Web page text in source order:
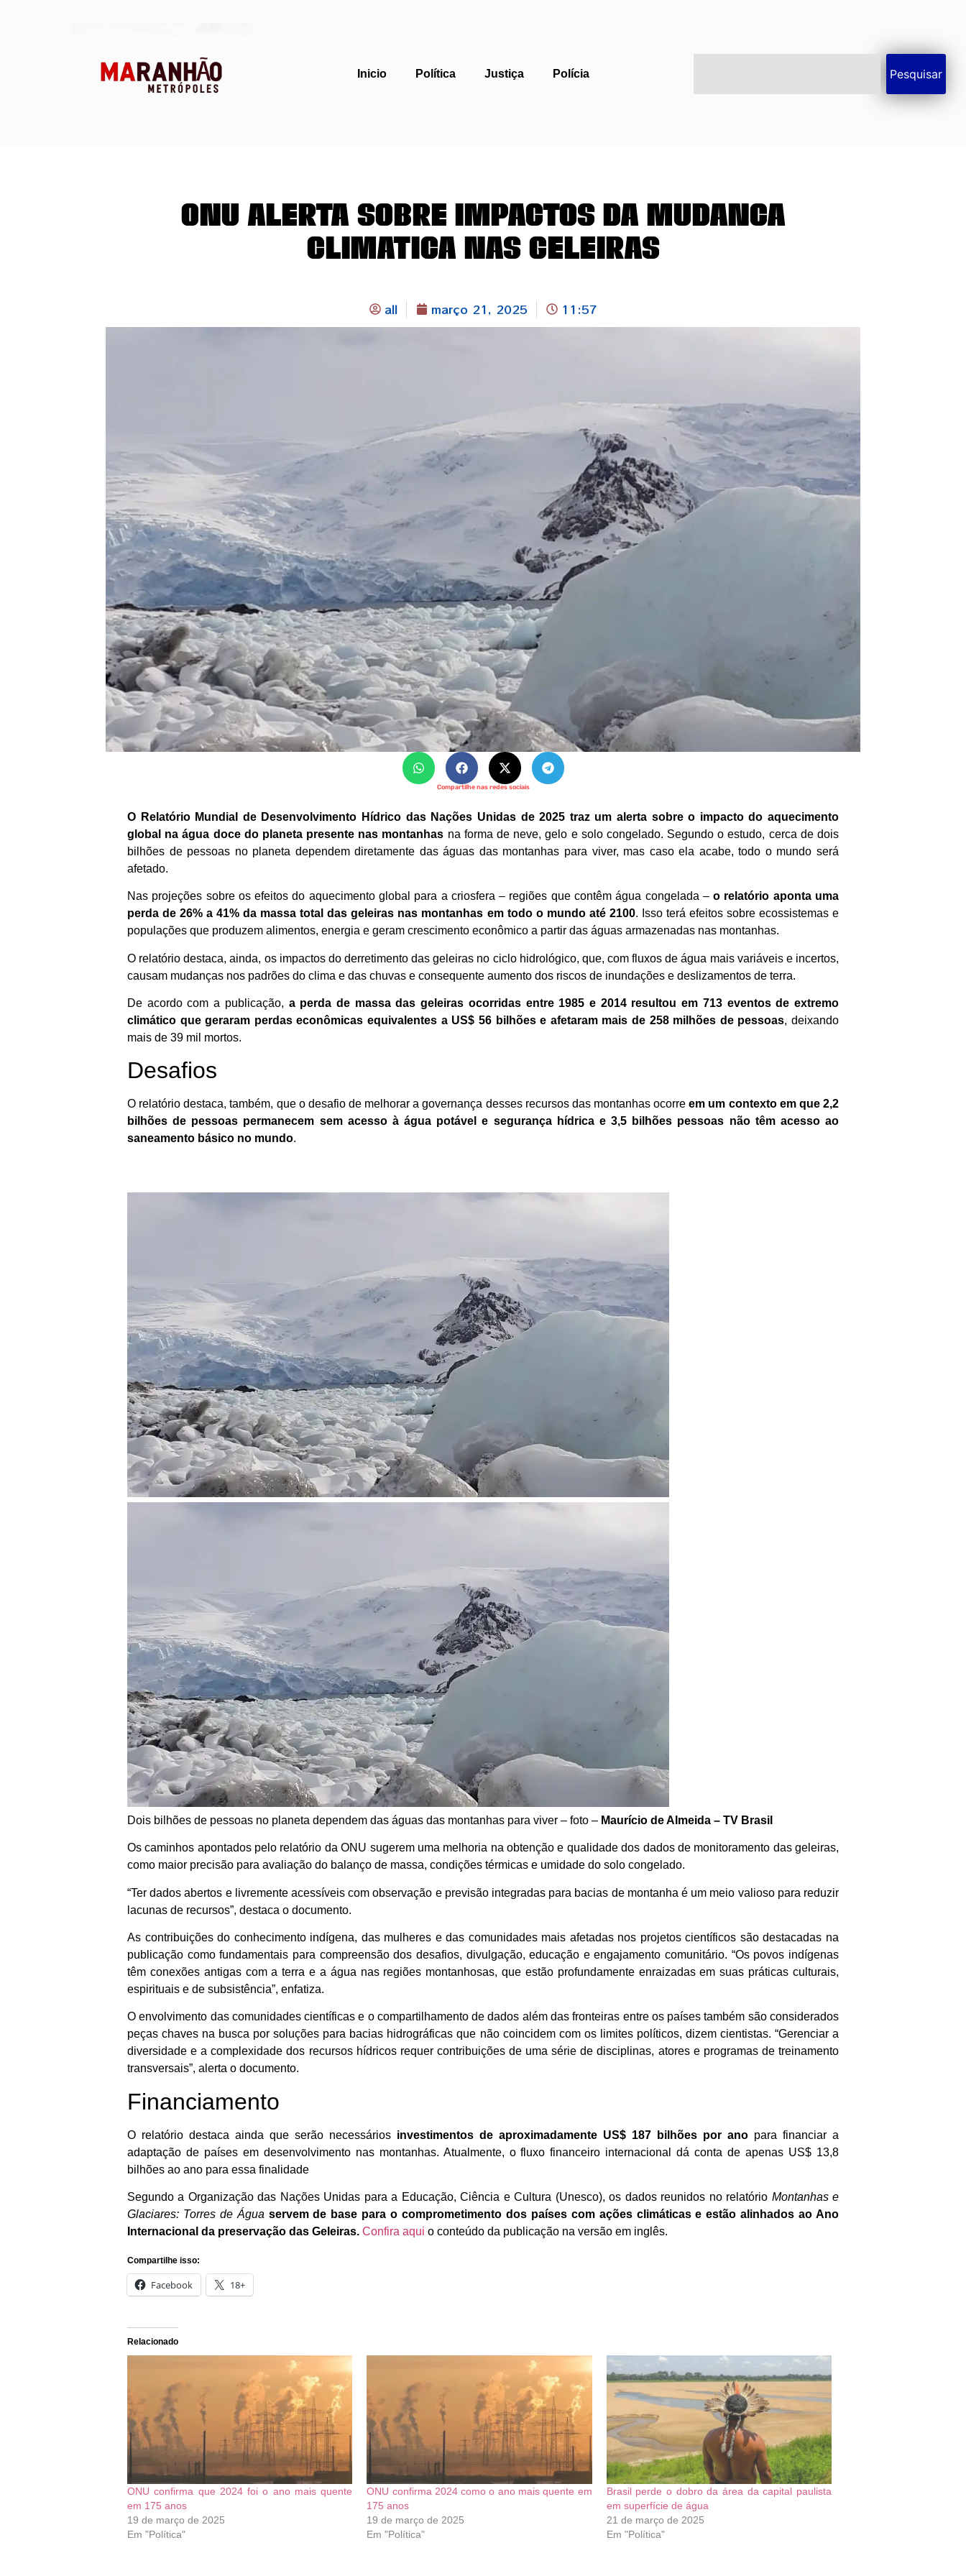
Inicio Política Justiça Polícia Pesquisar
ONU alerta sobre impactos da mudança
climática nas geleiras
all março 21, 2025 11:57
Compartilhe nas redes sociais
O Relatório Mundial de Desenvolvimento Hídrico das Nações Unidas de 2025 traz um alerta sobre o impacto do aquecimento
global na água doce do planeta presente nas montanhas na forma de neve, gelo e solo congelado. Segundo o estudo, cerca de dois
bilhões de pessoas no planeta dependem diretamente das águas das montanhas para viver, mas caso ela acabe, todo o mundo será
afetado.
Nas projeções sobre os efeitos do aquecimento global para a criosfera – regiões que contêm água congelada –o relatório aponta uma
perda de 26% a 41% da massa total das geleiras nas montanhas em todo o mundo até 2100. Isso terá efeitos sobre ecossistemas e
populações que produzem alimentos, energia e geram crescimento econômico a partir das águas armazenadas nas montanhas.
O relatório destaca, ainda, os impactos do derretimento das geleiras no ciclo hidrológico, que, com fluxos de água mais variáveis e incertos,
causam mudanças nos padrões do clima e das chuvas e consequente aumento dos riscos de inundações e deslizamentos de terra.
De acordo com a publicação, a perda de massa das geleiras ocorridas entre 1985 e 2014 resultou em 713 eventos de extremo
climático que geraram perdas econômicas equivalentes a US$ 56 bilhões e afetaram mais de 258 milhões de pessoas, deixando
mais de 39 mil mortos.
Desafios
O relatório destaca, também, que o desafio de melhorar a governança desses recursos das montanhas ocorreem um contexto em que 2,2
bilhões de pessoas permanecem sem acesso à água potável e segurança hídrica e 3,5 bilhões pessoas não têm acesso ao
saneamento básico no mundo.
Dois bilhões de pessoas no planeta dependem das águas das montanhas para viver – foto – Maurício de Almeida – TV Brasil
Os caminhos apontados pelo relatório da ONU sugerem uma melhoria na obtenção e qualidade dos dados de monitoramento das geleiras,
como maior precisão para avaliação do balanço de massa, condições térmicas e umidade do solo congelado.
“Ter dados abertos e livremente acessíveis com observação e previsão integradas para bacias de montanha é um meio valioso para reduzir
lacunas de recursos”, destaca o documento.
As contribuições do conhecimento indígena, das mulheres e das comunidades mais afetadas nos projetos científicos são destacadas na
publicação como fundamentais para compreensão dos desafios, divulgação, educação e engajamento comunitário. “Os povos indígenas
têm conexões antigas com a terra e a água nas regiões montanhosas, que estão profundamente enraizadas em suas práticas culturais,
espirituais e de subsistência”, enfatiza.
O envolvimento das comunidades científicas e o compartilhamento de dados além das fronteiras entre os países também são considerados
peças chaves na busca por soluções para bacias hidrográficas que não coincidem com os limites políticos, dizem cientistas. “Gerenciar a
diversidade e a complexidade dos recursos hídricos requer contribuições de uma série de disciplinas, atores e programas de treinamento
transversais”, alerta o documento.
Financiamento
O relatório destaca ainda que serão necessários investimentos de aproximadamente US$ 187 bilhões por ano para financiar a
adaptação de países em desenvolvimento nas montanhas. Atualmente, o fluxo financeiro internacional dá conta de apenas US$ 13,8
bilhões ao ano para essa finalidade
Segundo a Organização das Nações Unidas para a Educação, Ciência e Cultura (Unesco), os dados reunidos no relatório Montanhas e
Glaciares: Torres de Água servem de base para o comprometimento dos países com ações climáticas e estão alinhados ao Ano
Internacional da preservação das Geleiras. Confira aqui o conteúdo da publicação na versão em inglês.
Compartilhe isso:
Facebook 18+
Relacionado
ONU confirma que 2024 foi o ano mais quente
em 175 anos
19 de março de 2025
Em "Política"
ONU confirma 2024 como o ano mais quente em
175 anos
19 de março de 2025
Em "Política"
Brasil perde o dobro da área da capital paulista
em superfície de água
21 de março de 2025
Em "Política"